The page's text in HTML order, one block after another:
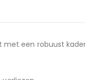
een robuust